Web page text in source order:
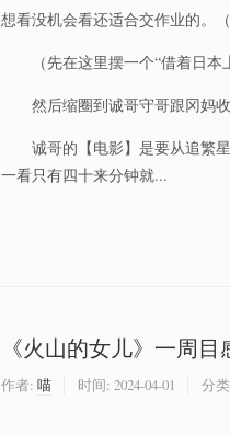
想看没机会看还适合交作业的。
（先在这里摆一个“借着日
然后缩圈到诚哥守哥跟冈妈收
诚哥的【电影】是要从追繁
一看只有四十来分钟就...
《火山的女儿》一周目
作者: 喵 时间: 2024-04-01 分